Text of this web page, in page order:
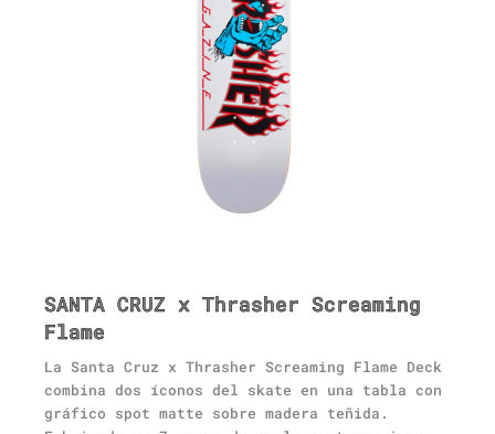
SANTA CRUZ x Thrasher Screaming
Flame
La Santa Cruz x Thrasher Screaming Flame Deck
combina dos íconos del skate en una tabla con
gráfico spot matte sobre madera teñida.